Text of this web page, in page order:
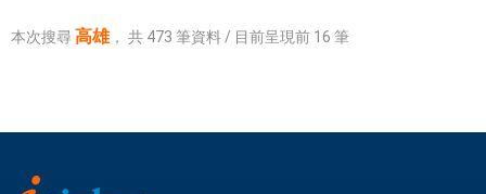
本次搜尋 高雄， 共 473 筆資料 / 目前呈現前 16 筆